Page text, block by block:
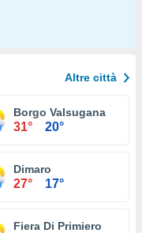
Altre città
Borgo Valsugana
31° 20°
Dimaro
27° 17°
Fiera Di Primiero